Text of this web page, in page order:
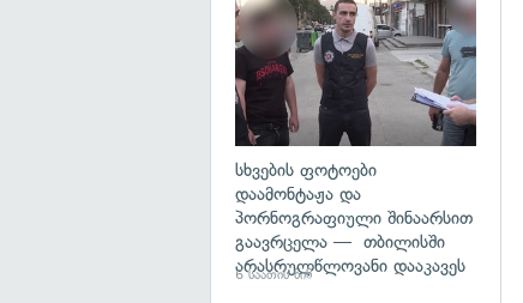
სხვების ფოტოები
დაამონტაჟა და
პორნოგრაფიული შინაარსით
გაავრცელა — თბილისში
არასრულწლოვანი დააკავეს
6 საათის წინ